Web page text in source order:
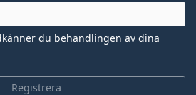
Registrera
du behandlingen av dina